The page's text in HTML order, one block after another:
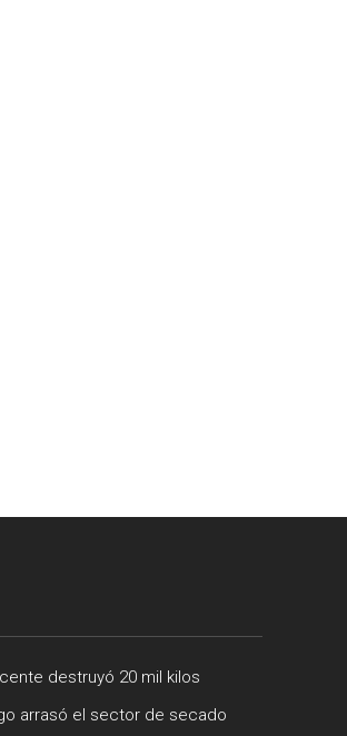
destruyó 20 mil kilos
arrasó el sector de secado